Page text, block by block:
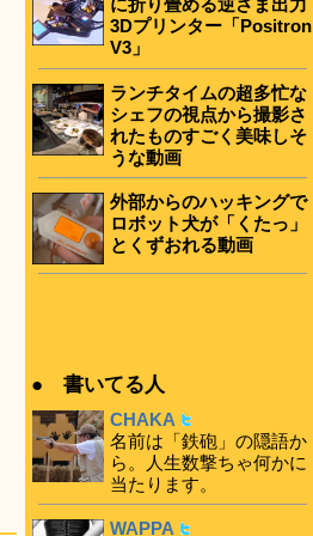
に折り畳める逆さま出力
3Dプリンター「Positron
V3」
ランチタイムの超多忙な
シェフの視点から撮影さ
れたものすごく美味しそ
うな動画
外部からのハッキングで
ロボット犬が「くたっ」
とくずおれる動画
● 書いてる人
CHAKA
名前は「鉄砲」の隠語か
ら。人生数撃ちゃ何かに
当たります。
WAPPA